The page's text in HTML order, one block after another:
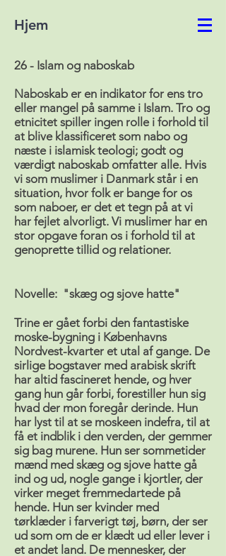
Hjem
26 - Islam og naboskab
Naboskab er en indikator for ens tro
eller mangel på samme i Islam. Tro og
etnicitet spiller ingen rolle i forhold til
at blive klassificeret som nabo og
næste i islamisk teologi; godt og
værdigt naboskab omfatter alle. Hvis
vi som muslimer i Danmark står i en
situation, hvor folk er bange for os
som naboer, er det et tegn på at vi
har fejlet alvorligt. Vi muslimer har en
stor opgave foran os i forhold til at
genoprette tillid og relationer.
Novelle: "skæg og sjove hatte"
Trine er gået forbi den fantastiske
moske-bygning i Københavns
Nordvest-kvarter et utal af gange. De
sirlige bogstaver med arabisk skrift
har altid fascineret hende, og hver
gang hun går forbi, forestiller hun sig
hvad der mon foregår derinde. Hun
har lyst til at se moskeen indefra, til at
få et indblik i den verden, der gemmer
sig bag murene. Hun ser sommetider
mænd med skæg og sjove hatte gå
ind og ud, nogle gange i kjortler, der
virker meget fremmedartede på
hende. Hun ser kvinder med
tørklæder i farverigt tøj, børn, der ser
ud som om de er klædt ud eller lever i
et andet land. De mennesker, der